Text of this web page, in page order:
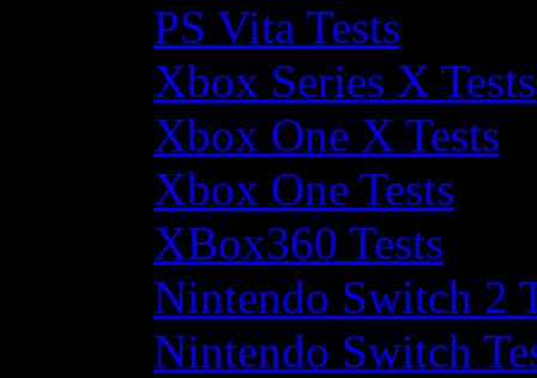
PS Vita Tests
Xbox Series X Tests
Xbox One X Tests
Xbox One Tests
XBox360 Tests
Nintendo Switch 2
Nintendo Switch